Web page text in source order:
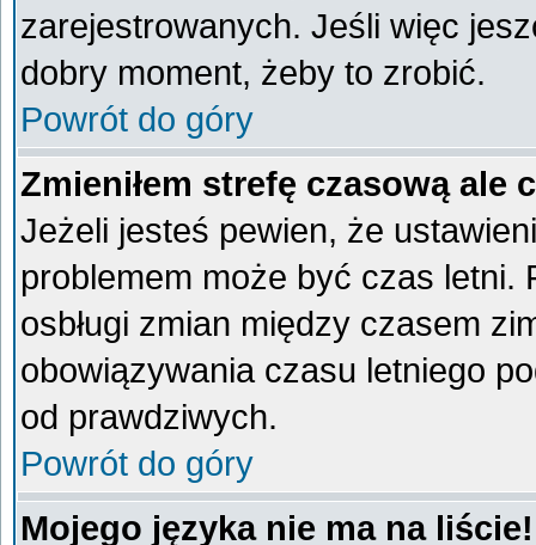
zarejestrowanych. Jeśli więc
dobry moment, żeby to zrobić.
Powrót do góry
Zmieniłem strefę czasową ale
Jeżeli jesteś pewien, że
problemem może być czas letni.
osbługi zmian między czasem
obowiązywania czasu letniego
od prawdziwych.
Powrót do góry
Mojego języka nie ma na liście!